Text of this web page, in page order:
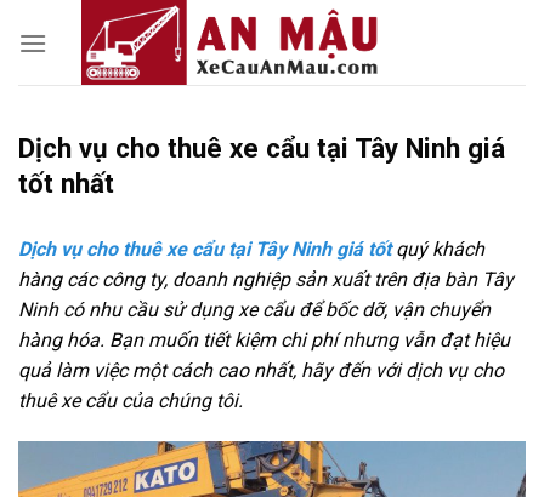
Dịch vụ cho thuê xe cẩu tại Tây Ninh giá
tốt nhất
Dịch vụ cho thuê xe cẩu tại Tây Ninh giá tốtquý khách
hàng các công ty, doanh nghiệp sản xuất trên địa bàn Tây
Ninh có nhu cầu sử dụng xe cẩu để bốc dỡ, vận chuyển
hàng hóa. Bạn muốn tiết kiệm chi phí nhưng vẫn đạt hiệu
quả làm việc một cách cao nhất, hãy đến với dịch vụ cho
thuê xe cẩu của chúng tôi.